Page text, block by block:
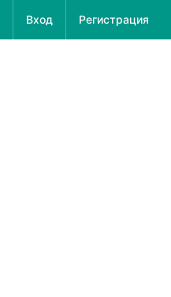
Вход Регистрация